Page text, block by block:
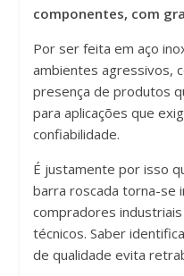
componentes, com
Por ser feita em aço
ambientes agressivos,
presença de produtos
para aplicações que
confiabilidade.
É justamente por isso
barra roscada torna-se
compradores
técnicos. Saber
de qualidade evita